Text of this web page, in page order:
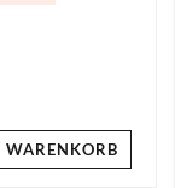
WARENKORB